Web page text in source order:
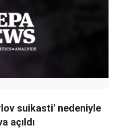
suikasti' nedeniyle
açıldı